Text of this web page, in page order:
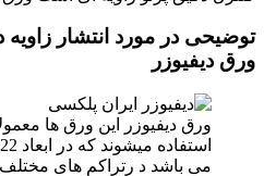
توضیحی در مورد انتشار
ورق دیفیوزر
ورق دیفیوزر این ورق ها
می باشد د رتراکم های